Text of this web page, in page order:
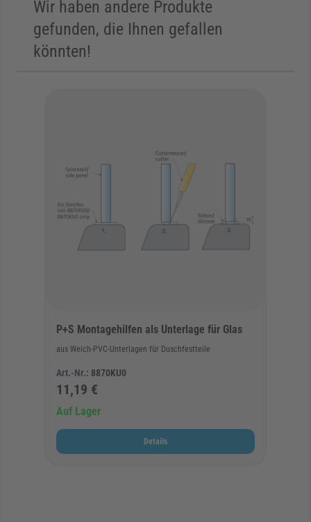
Wir haben andere Produkte
gefunden, die Ihnen gefallen
könnten!
P+S Montagehilfen als Unterlage für Glas
aus Weich-PVC-Unterlagen für Duschfestteile
Art.-Nr.: 8870KU0
11,19 €
Auf Lager
Details